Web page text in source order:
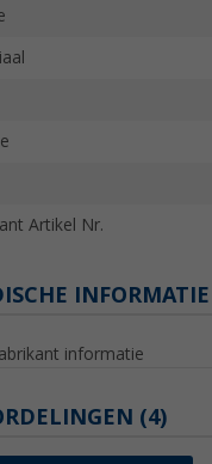
Artikel Nr.
INFORMATIE
informatie
(4)